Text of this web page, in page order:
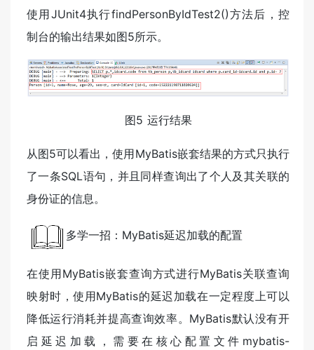
使用JUnit4执行findPersonByIdTest2()方法后，控
制台的输出结果如图5所示。
图5 运行结果
从图5可以看出，使用MyBatis嵌套结果的方式只执行
了一条SQL语句，并且同样查询出了个人及其关联的
身份证的信息。
多学一招：MyBatis延迟加载的配置
在使用MyBatis嵌套查询方式进行MyBatis关联查询
映射时，使用MyBatis的延迟加载在一定程度上可以
降低运行消耗并提高查询效率。MyBatis默认没有开
启延迟加载，需要在核心配置文件mybatis-